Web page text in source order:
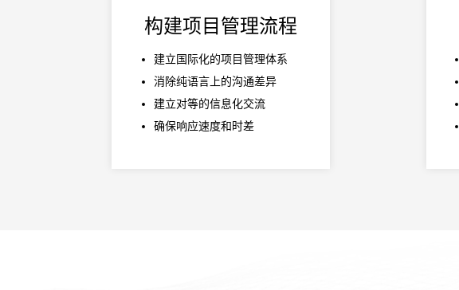
构建项目管理流程
建立国际化的项目管理体系
消除纯语言上的沟通差异
建立对等的信息化交流
确保响应速度和时差